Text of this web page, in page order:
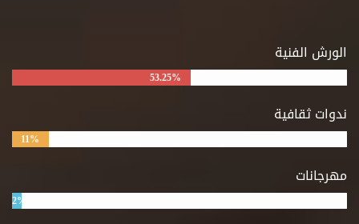
الورش الفنية
53.25%
ندوات ثقافية
11%
مهرجانات
2%